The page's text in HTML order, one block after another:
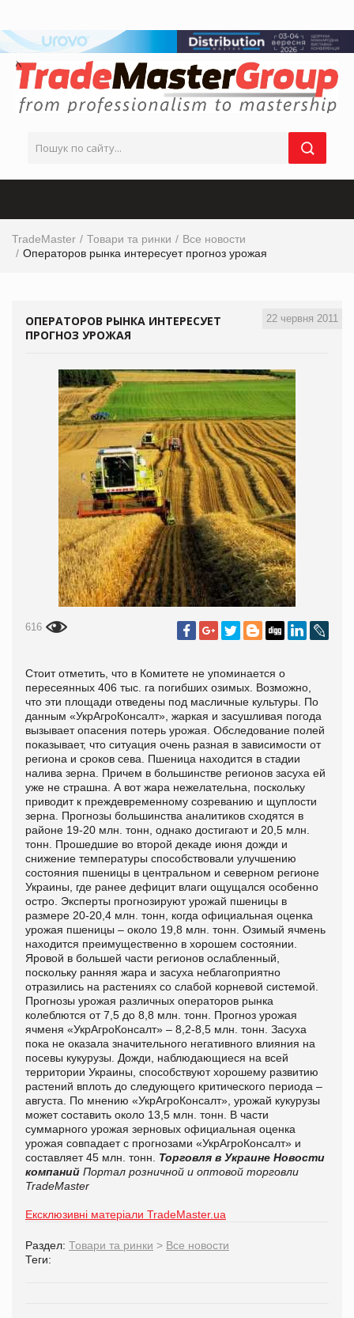
TradeMaster Товари та ринки
Все новости
Операторов рынка интересует прогноз урожая
22 червня 2011
ОПЕРАТОРОВ РЫНКА ИНТЕРЕСУЕТ
ПРОГНОЗ УРОЖАЯ
616
Стоит отметить, что в Комитете не упоминается о
пересеянных 406 тыс. га погибших озимых. Возможно,
что эти площади отведены под масличные культуры. По
данным «УкрАгроКонсалт», жаркая и засушливая погода
вызывает опасения потерь урожая. Обследование полей
показывает, что ситуация очень разная в зависимости от
региона и сроков сева. Пшеница находится в стадии
налива зерна. Причем в большинстве регионов засуха ей
уже не страшна. А вот жара нежелательна, поскольку
приводит к преждевременному созреванию и щуплости
зерна. Прогнозы большинства аналитиков сходятся в
районе 19-20 млн. тонн, однако достигают и 20,5 млн.
тонн. Прошедшие во второй декаде июня дожди и
снижение температуры способствовали улучшению
состояния пшеницы в центральном и северном регионе
Украины, где ранее дефицит влаги ощущался особенно
остро. Эксперты прогнозируют урожай пшеницы в
размере 20-20,4 млн. тонн, когда официальная оценка
урожая пшеницы – около 19,8 млн. тонн. Озимый ячмень
находится преимущественно в хорошем состоянии.
Яровой в большей части регионов ослабленный,
поскольку ранняя жара и засуха неблагоприятно
отразились на растениях со слабой корневой системой.
Прогнозы урожая различных операторов рынка
колеблются от 7,5 до 8,8 млн. тонн. Прогноз урожая
ячменя «УкрАгроКонсалт» – 8,2-8,5 млн. тонн. Засуха
пока не оказала значительного негативного влияния на
посевы кукурузы. Дожди, наблюдающиеся на всей
территории Украины, способствуют хорошему развитию
растений вплоть до следующего критического периода –
августа. По мнению «УкрАгроКонсалт», урожай кукурузы
может составить около 13,5 млн. тонн. В части
суммарного урожая зерновых официальная оценка
урожая совпадает с прогнозами «УкрАгроКонсалт» и
составляет 45 млн. тонн. Торговля в Украине Новости
компаний Портал розничной и оптовой торговли
TradeMaster
Ексклюзивні матеріали TradeMaster.ua
Раздел: Товари та ринки > Все новости
Теги: